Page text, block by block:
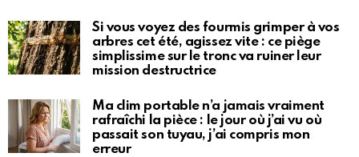
Si vous voyez des fourmis grimper à vos
arbres cet été, agissez vite : ce piège
simplissime sur le tronc va ruiner leur
mission destructrice
Ma clim portable n’a jamais vraiment
rafraîchi la pièce : le jour où j’ai vu où
passait son tuyau, j’ai compris mon
erreur